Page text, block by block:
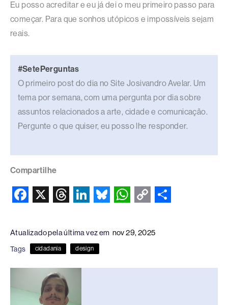
Eu posso acreditar e eu já dei o meu primeiro passo para
começar. Para que sonhos utópicos e impossíveis sejam
reais.
#SetePerguntas
O primeiro post do dia no Site Josivandro Avelar. Um
tema por semana, com uma pergunta por dia sobre
assuntos relacionados a arte, cidade e comunicação.
Pergunte o que quiser, eu posso lhe responder.
Compartilhe
a
c
o
h
r
e
a
d
i
n
k
l
u
e
h
o h
Atualizado pela última vez em nov 29, 2025
Tags cidadania design